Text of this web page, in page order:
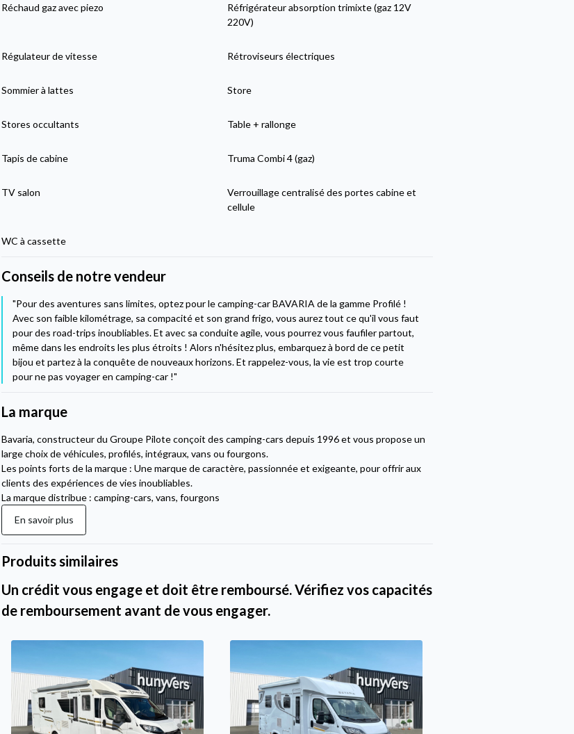
Réchaud gaz avec piezo
Réfrigérateur absorption trimixte (gaz 12V
220V)
Régulateur de vitesse Rétroviseurs électriques
Sommier à lattes Store
Stores occultants Table + rallonge
Tapis de cabine Truma Combi 4 (gaz)
TV salon
Verrouillage centralisé des portes cabine et
cellule
WC à cassette
Conseils de notre vendeur
"Pour des aventures sans limites, optez pour le camping-car BAVARIA de la gamme Profilé !
Avec son faible kilométrage, sa compacité et son grand frigo, vous aurez tout ce qu'il vous faut
pour des road-trips inoubliables. Et avec sa conduite agile, vous pourrez vous faufiler partout,
même dans les endroits les plus étroits ! Alors n'hésitez plus, embarquez à bord de ce petit
bijou et partez à la conquête de nouveaux horizons. Et rappelez-vous, la vie est trop courte
pour ne pas voyager en camping-car !"
La marque
Bavaria, constructeur du Groupe Pilote conçoit des camping-cars depuis 1996 et vous propose un
large choix de véhicules, profilés, intégraux, vans ou fourgons.
Les points forts de la marque : Une marque de caractère, passionnée et exigeante, pour offrir aux
clients des expériences de vies inoubliables.
La marque distribue : camping-cars, vans, fourgons
En savoir plus
Produits similaires
Un crédit vous engage et doit être remboursé. Vérifiez vos capacités
de remboursement avant de vous engager.